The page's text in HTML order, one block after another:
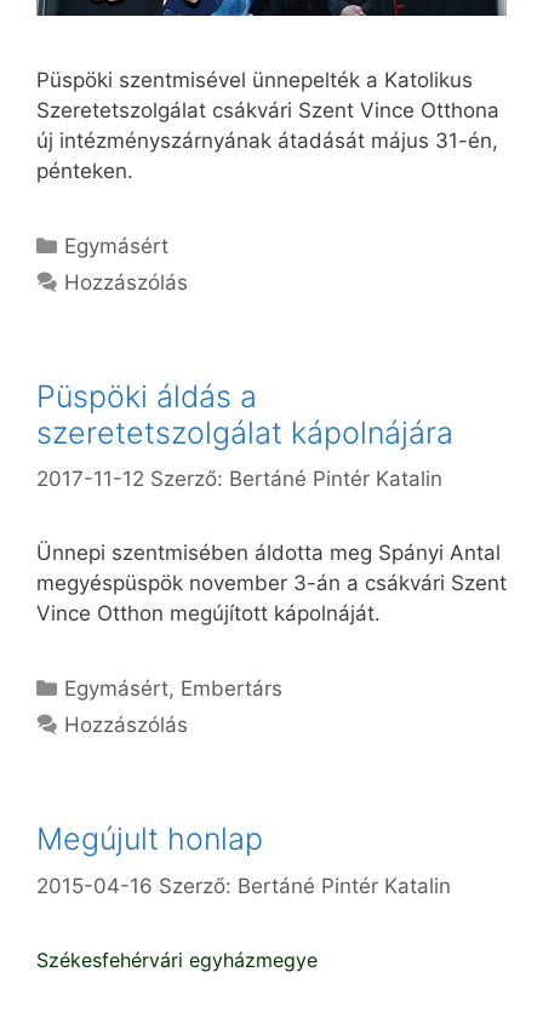
Püspöki szentmisével ünnepelték a Katolikus
Szeretetszolgálat csákvári Szent Vince Otthona
új intézményszárnyának átadását május 31-én,
pénteken.
Kategória
Egymásért
Hozzászólás
Püspöki áldás a
szeretetszolgálat kápolnájára
2017-11-12 Szerző: Bertáné Pintér Katalin
Ünnepi szentmisében áldotta meg Spányi Antal
megyéspüspök november 3-án a csákvári Szent
Vince Otthon megújított kápolnáját.
Kategória
Egymásért, Embertárs
Hozzászólás
Megújult honlap
2015-04-16 Szerző: Bertáné Pintér Katalin
Székesfehérvári egyházmegye